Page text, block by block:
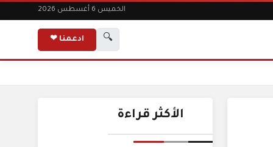
الخميس 6 أغسطس 2026
🔍 ادعمنا ❤
الأكثر قراءة